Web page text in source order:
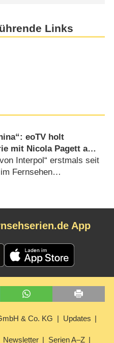
Links
eoTV holt
mit Nicola Pagett aus
Interpol“ erstmals seit
Fernsehen
App
& Co. KG Updates
Newsletter Serien A–Z